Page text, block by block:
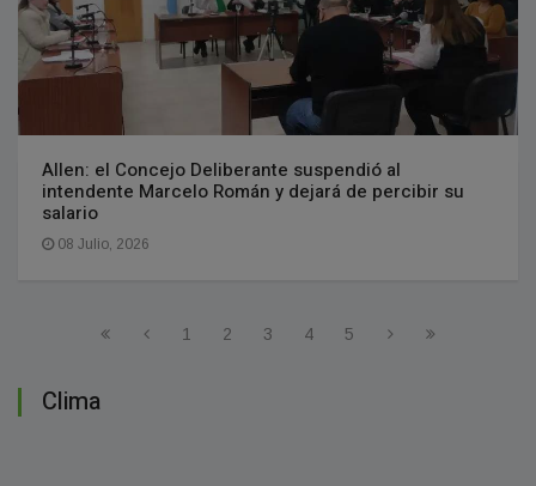
Allen: el Concejo Deliberante suspendió al
intendente Marcelo Román y dejará de percibir su
salario
08 Julio, 2026
1 2 3 4 5
Clima